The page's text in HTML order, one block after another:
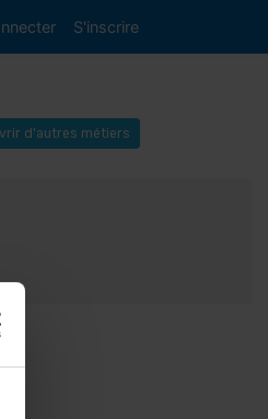
S'inscrire
d'autres métiers